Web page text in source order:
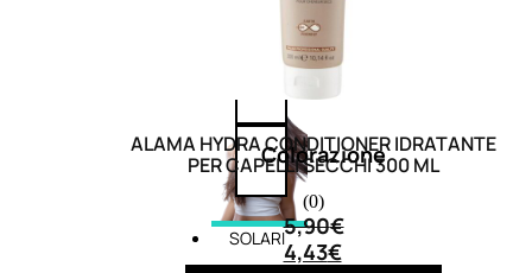
Gel
capelli
Colorazione
SOLARI
ALAMA HYDRA CONDITIONER IDRATANTE
PER CAPELLI SECCHI 300 ML
(0)
5,90€
4,43€